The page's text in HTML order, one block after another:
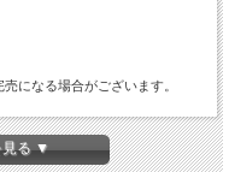
になる場合がございます。
見る ▼